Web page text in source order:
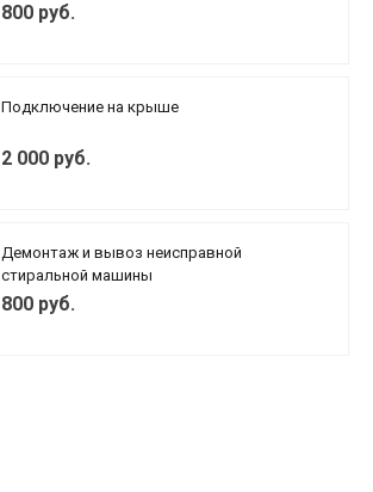
800 руб.
Подключение на крыше
2 000 руб.
Демонтаж и вывоз неисправной
стиральной машины
800 руб.